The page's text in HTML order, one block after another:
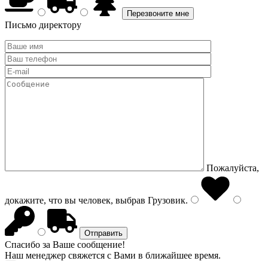
Письмо директору
Пожалуйста,
докажите, что вы человек, выбрав Грузовик.
Спасибо за Ваше сообщение!
Наш менеджер свяжется с Вами в ближайшее время.